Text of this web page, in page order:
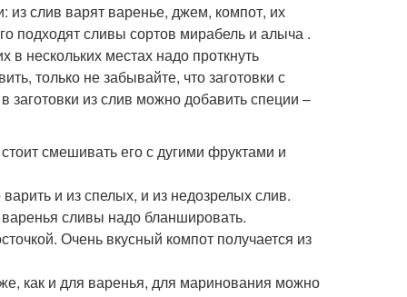
из слив варят варенье, джем, компот, их
подходят сливы сортов мирабель и алыча .
нескольких местах надо проткнуть
только не забывайте, что заготовки с
заготовки из слив можно добавить специи –
смешивать его с дугими фруктами и
и из спелых, и из недозрелых слив.
сливы надо бланшировать.
Очень вкусный компот получается из
как и для варенья, для маринования можно